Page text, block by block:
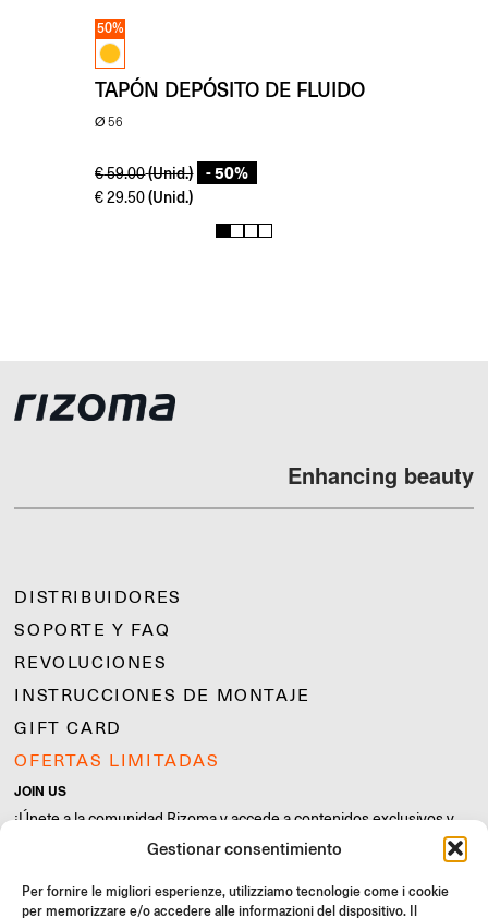
Gestionar consentimiento
Per fornire le migliori esperienze, utilizziamo tecnologie come i cookie
per memorizzare e/o accedere alle informazioni del dispositivo. Il
50%
TAPÓN DEPÓSITO DE FLUIDO
Ø 56
€59.00(Unid.) - 50%
€29.50 (Unid.)
1 2 3 4
Enhancing beauty
DISTRIBUIDORES
SOPORTE Y FAQ
REVOLUCIONES
INSTRUCCIONES DE MONTAJE
GIFT CARD
OFERTAS LIMITADAS
JOIN US
¡Únete a la comunidad Rizoma y accede a contenidos exclusivos y
Inscríbete